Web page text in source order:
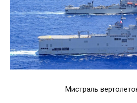
Мистраль